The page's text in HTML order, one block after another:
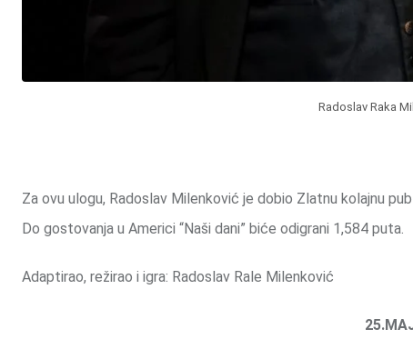
Radoslav Raka
Za ovu ulogu, Radoslav Milenković je dobio Zlatnu kolajnu
Do gostovanja u Americi “Naši dani” biće odigrani 1,584 puta.
Adaptirao, režirao i igra: Radoslav Rale Milenković